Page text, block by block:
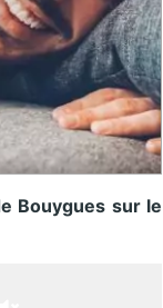
Bouygues sur le